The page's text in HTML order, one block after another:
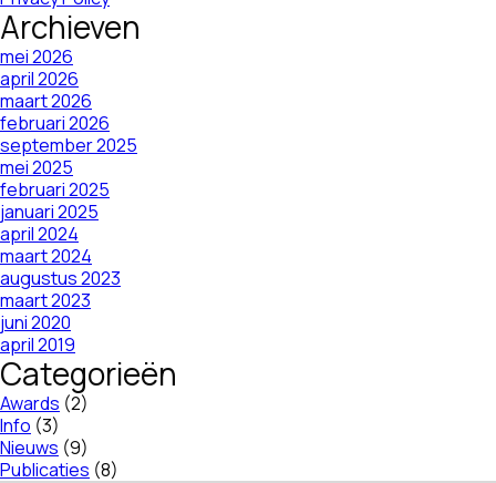
Archieven
mei 2026
april 2026
maart 2026
februari 2026
september 2025
mei 2025
februari 2025
januari 2025
april 2024
maart 2024
augustus 2023
maart 2023
juni 2020
april 2019
Categorieën
Awards (2)
Info (3)
Nieuws (9)
Publicaties (8)